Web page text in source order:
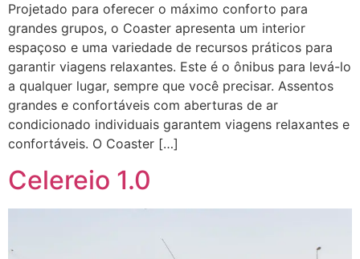
Projetado para oferecer o máximo conforto para
grandes grupos, o Coaster apresenta um interior
espaçoso e uma variedade de recursos práticos para
garantir viagens relaxantes. Este é o ônibus para levá-lo
a qualquer lugar, sempre que você precisar. Assentos
grandes e confortáveis ​​com aberturas de ar
condicionado individuais garantem viagens relaxantes e
confortáveis. O Coaster […]
Celereio 1.0